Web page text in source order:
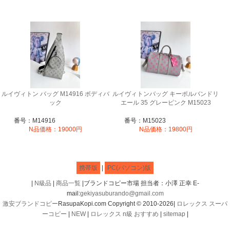
ルイヴィトン バッグ M14916 ボディバ
ック
番号：M14916
N品価格：19000円
ルイヴィトンバッグ キーポルバンドリ
エール 35 グレーピンク M15023
番号：M15023
N品価格：19800円
携帯版 PC(パソコン)版
N級品 商品一覧|ブランドコピー市場 担当者：小澤 正幸 E-
mail:gekiyasuburando@gmail.com
激安ブランドコピー RasupaKopi.com Copyright © 2010-2026|
ロレックス スーパ
ーコピー
NEW| ロレックス n級 おすすめ sitemap